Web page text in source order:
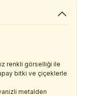
renkli görselliği ile
bitki ve çiçeklerle
metalden